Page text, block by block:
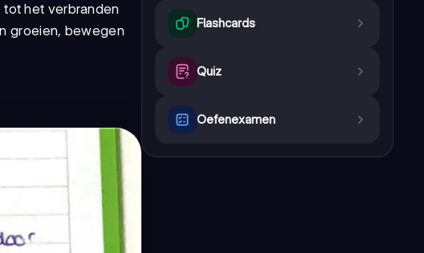
tot het verbranden
groeien, bewegen
Flashcards
Quiz
Oefenexamen